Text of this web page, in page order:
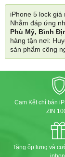
iPhone 5 lock
Nhằm đáp ứng
Phù Mỹ, Bình
hàng tận nơi:
sản phẩm công
Cam Kết chỉ bán
ZIN
Tặng ốp lưng và